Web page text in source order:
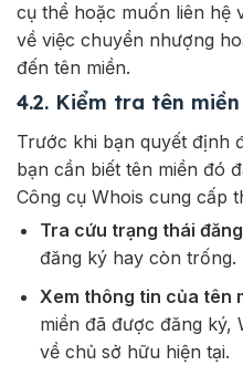
cụ thể hoặc muốn liên hệ
về việc chuyển nhượng
đến tên miền.
4.2. Kiểm tra tên
Trước khi bạn quyết định
bạn cần biết tên miền đó
Công cụ Whois cung cấp
Tra cứu trạng thái
đăng ký hay còn trống.
Xem thông tin của tên
miền đã được đăng ký,
về chủ sở hữu hiện tại.